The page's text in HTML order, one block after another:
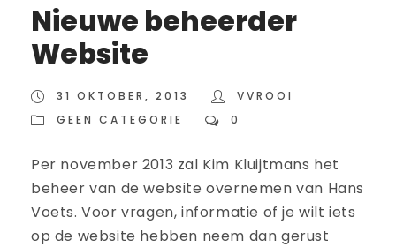
Nieuwe beheerder
Website
31 OKTOBER, 2013
VVROOI
GEEN CATEGORIE
0
Per november 2013 zal Kim Kluijtmans het
beheer van de website overnemen van Hans
Voets. Voor vragen, informatie of je wilt iets
op de website hebben neem dan gerust